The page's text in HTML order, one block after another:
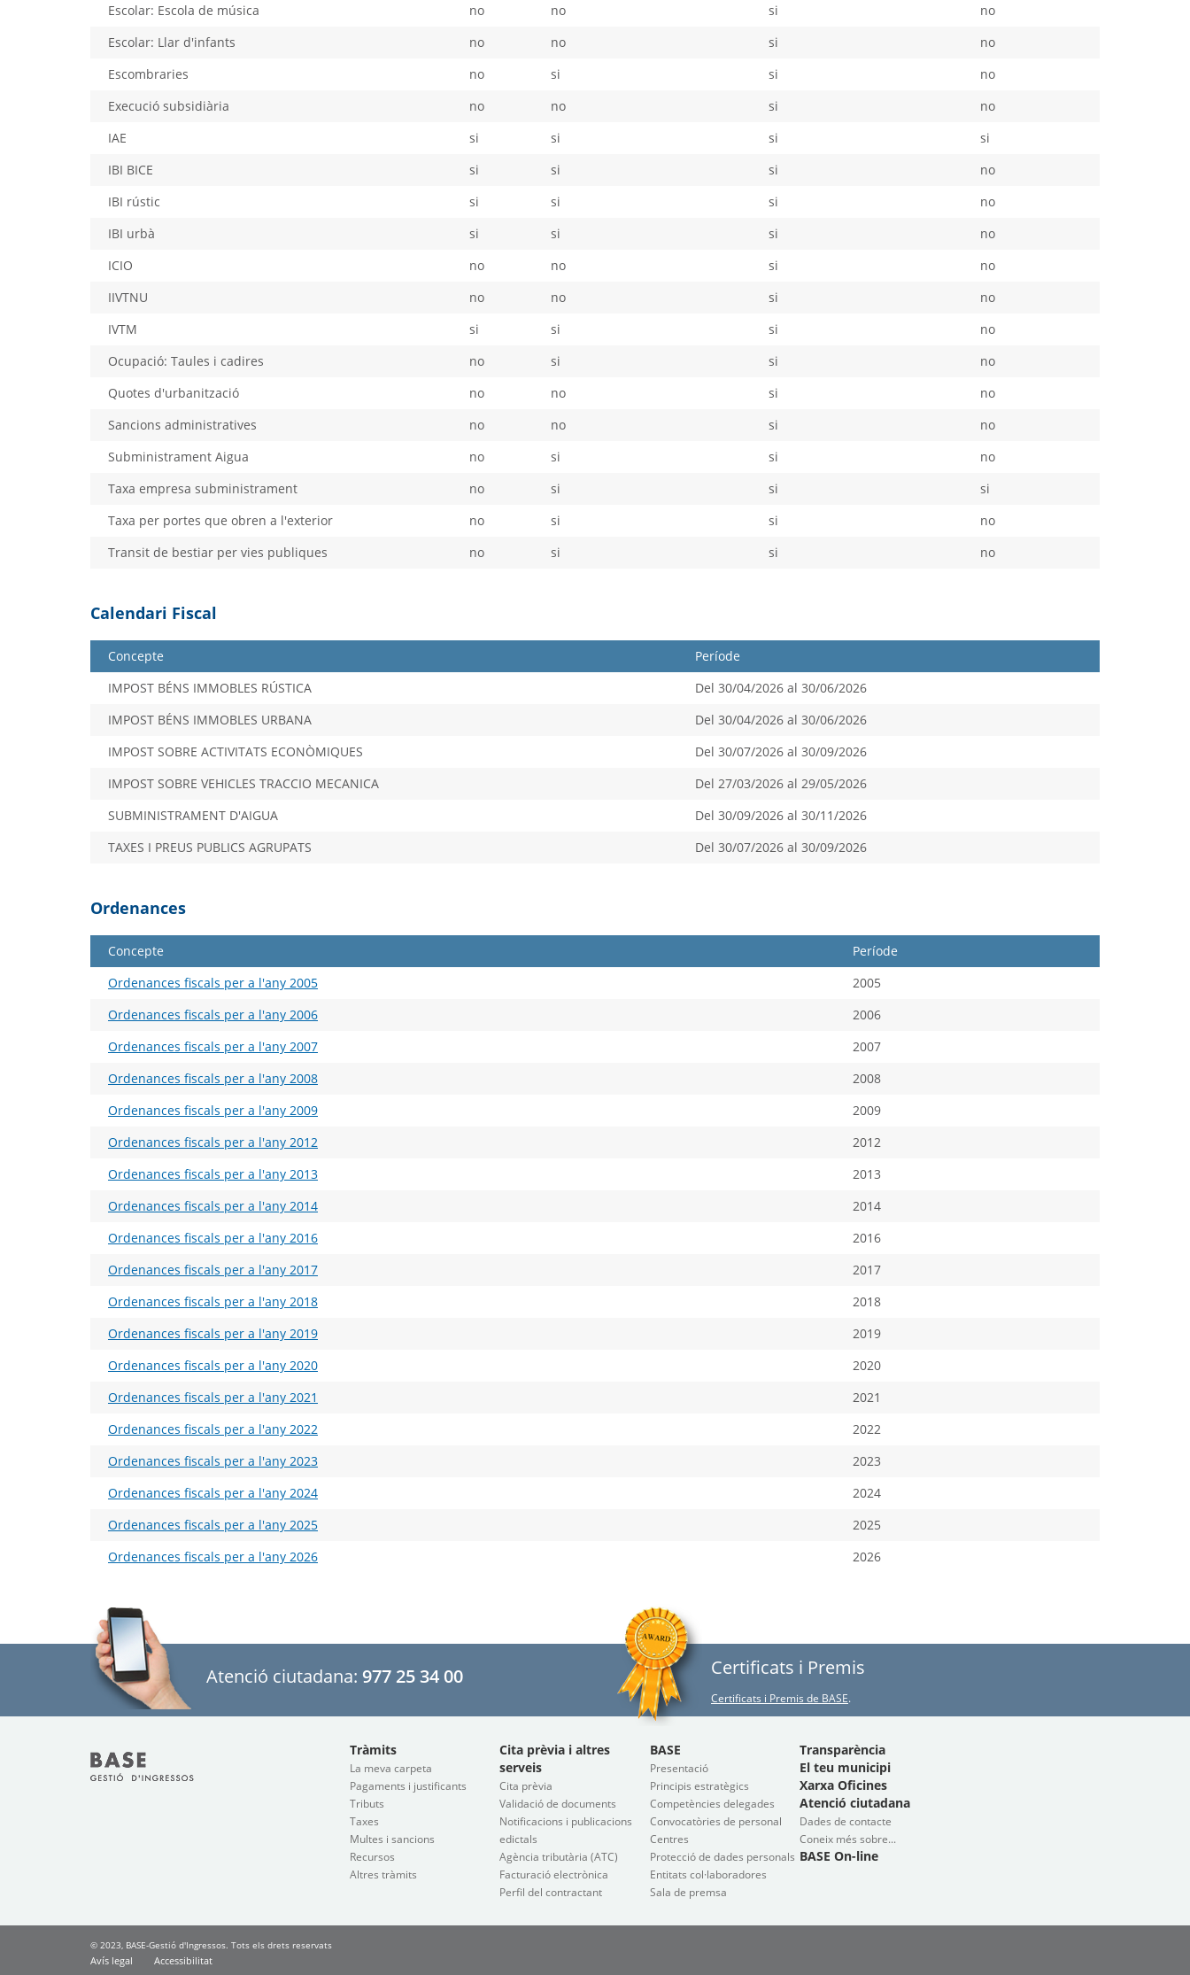
Escolar: Escola de música
no no si
no
Escolar: Llar d'infants
no no si
no
Escombraries
no si si
no
Execució subsidiària
no no si
no
IAE
si si si
si
IBI BICE
si si si
no
IBI rústic
si si si
no
IBI urbà
si si si
no
ICIO
no no si
no
IIVTNU
no no si
no
IVTM
si si si
no
Ocupació: Taules i cadires
no si si
no
Quotes d'urbanització
no no si
no
Sancions administratives
no no si
no
Subministrament Aigua
no si si
no
Taxa empresa subministrament
no si si
si
Taxa per portes que obren a l'exterior
no si si
no
Transit de bestiar per vies publiques
no si si no
Calendari Fiscal
Concepte
Període
IMPOST BÉNS IMMOBLES RÚSTICA
Del 30/04/2026 al 30/06/2026
IMPOST BÉNS IMMOBLES URBANA
Del 30/04/2026 al 30/06/2026
IMPOST SOBRE ACTIVITATS ECONÒMIQUES
Del 30/07/2026 al 30/09/2026
IMPOST SOBRE VEHICLES TRACCIO MECANICA
Del 27/03/2026 al 29/05/2026
SUBMINISTRAMENT D'AIGUA
Del 30/09/2026 al 30/11/2026
TAXES I PREUS PUBLICS AGRUPATS
Del 30/07/2026 al 30/09/2026
Ordenances
Concepte
Període
Ordenances fiscals per a l'any 2005
2005
Ordenances fiscals per a l'any 2006
2006
Ordenances fiscals per a l'any 2007
2007
Ordenances fiscals per a l'any 2008
2008
Ordenances fiscals per a l'any 2009
2009
Ordenances fiscals per a l'any 2012
2012
Ordenances fiscals per a l'any 2013
2013
Ordenances fiscals per a l'any 2014
2014
Ordenances fiscals per a l'any 2016
2016
Ordenances fiscals per a l'any 2017
2017
Ordenances fiscals per a l'any 2018
2018
Ordenances fiscals per a l'any 2019
2019
Ordenances fiscals per a l'any 2020
2020
Ordenances fiscals per a l'any 2021
2021
Ordenances fiscals per a l'any 2022
2022
Ordenances fiscals per a l'any 2023
2023
Ordenances fiscals per a l'any 2024
2024
Ordenances fiscals per a l'any 2025
2025
Ordenances fiscals per a l'any 2026
2026
Atenció ciutadana: 977 25 34 00 Certificats i Premis
Certificats i Premis de BASE.
Tràmits
La meva carpeta
Pagaments i justificants
Tributs
Taxes
Multes i sancions
Recursos
Altres tràmits
Cita prèvia i altres
serveis
Cita prèvia
Validació de documents
Notificacions i publicacions
edictals
Agència tributària (ATC)
Facturació electrònica
Perfil del contractant
BASE
Presentació
Principis estratègics
Competències delegades
Convocatòries de personal
Centres
Protecció de dades personals
Entitats col·laboradores
Sala de premsa
Transparència
El teu municipi
Xarxa Oficines
Atenció ciutadana
Dades de contacte
Coneix més sobre...
BASE On-line
© 2023, BASE-Gestió d'Ingressos. Tots els drets reservats
Avís legal Accessibilitat